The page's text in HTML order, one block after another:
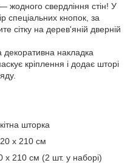
жодного свердління стін! У
спеціальних кнопок, за
сітку на дерев'яній дверній
накладка
кріплення і додає шторі
шторка
х 210 см
х 210 см (2 шт. у наборі)